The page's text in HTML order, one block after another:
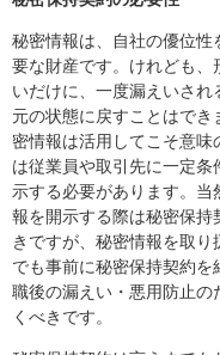
秘密情報は、自社の優位性
要な財産です。けれども、
いだけに、一度漏えいされ
元の状態に戻すことはでき
密情報は活用してこそ意味
は従業員や取引先に一定条
示する必要があります。当
報を開示する際は秘密保持
きですが、秘密情報を取り
でも事前に秘密保持契約を
職後の漏えい・悪用防止の
くべきです。